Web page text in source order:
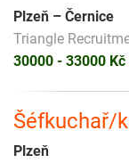
Plzeň – Černice
Triangle
30000 - 33000
Šéfkuchař/
Plzeň